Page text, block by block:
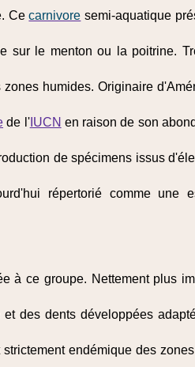
Cecarnivore semi-aquatique
sur le menton ou la poitrine.
humides. Originaire
de l'IUCN en raison de son
de spécimens issus
répertorié comme une
à ce groupe. Nettement plus
des dents développées
endémique des